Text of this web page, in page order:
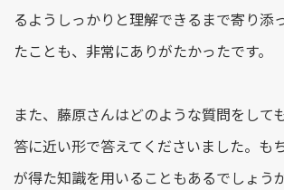
るようしっかりと理解できるまで寄り添
たことも、非常にありがたかったです。
また、藤原さんはどのような質問をして
答に近い形で答えてくださいました。も
が得た知識を用いることもあるでしょう